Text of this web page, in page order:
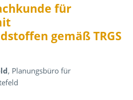
für
gemäß TRGS
, Planungsbüro für